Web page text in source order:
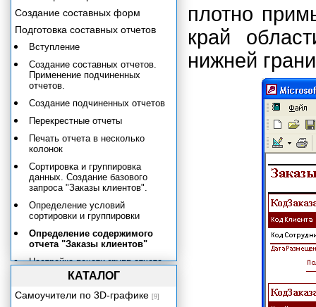
плотно
край
нижней
Создание составных форм
Подготовка составных отчетов
Вступление
Создание составных отчетов.
Применение подчиненных
отчетов.
Создание подчиненных отчетов
Перекрестные отчеты
Печать отчета в несколько
колонок
Сортировка и группировка
данных. Создание базового
запроса "Заказы клиентов".
Определение условий
сортировки и группировки
Определение содержимого
отчета "Заказы клиентов"
Настройка печати групп отчета
Проведение вычислений.
Создание полей, содержащих
сумму с накоплением.
КАТАЛОГ
Самоучители по 3D-графике [9]